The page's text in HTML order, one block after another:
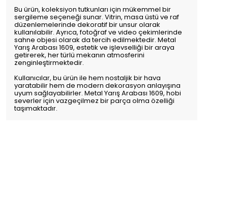
Bu ürün, koleksiyon tutkunları için mükemmel bir
sergileme seçeneği sunar. Vitrin, masa üstü ve raf
düzenlemelerinde dekoratif bir unsur olarak
kullanılabilir. Ayrıca, fotoğraf ve video çekimlerinde
sahne objesi olarak da tercih edilmektedir. Metal
Yarış Arabası 1609, estetik ve işlevselliği bir araya
getirerek, her türlü mekanın atmosferini
zenginleştirmektedir.
Kullanıcılar, bu ürün ile hem nostaljik bir hava
yaratabilir hem de modern dekorasyon anlayışına
uyum sağlayabilirler. Metal Yarış Arabası 1609, hobi
severler için vazgeçilmez bir parça olma özelliği
taşımaktadır.